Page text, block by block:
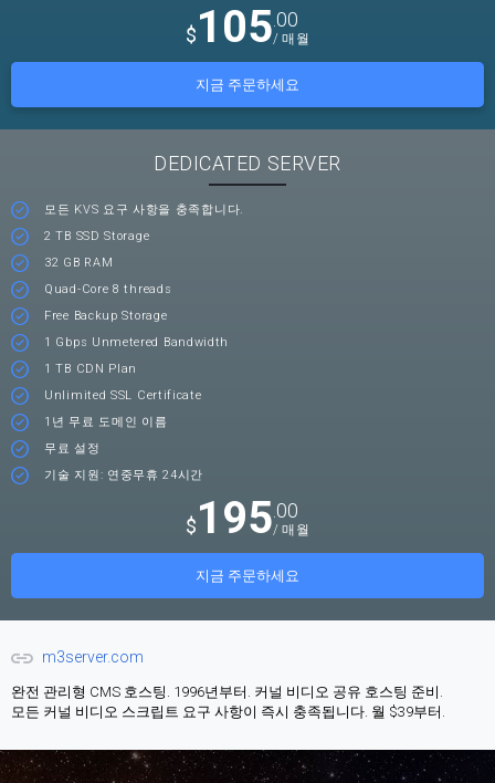
$105.00
/ 매월
지금 주문하세요
DEDICATED SERVER
모든 KVS 요구 사항을 충족합니다.
2 TB SSD Storage
32 GB RAM
Quad-Core 8 threads
Free Backup Storage
1 Gbps Unmetered Bandwidth
1 TB CDN Plan
Unlimited SSL Certificate
1년 무료 도메인 이름
무료 설정
기술 지원: 연중무휴 24시간
$195.00
/ 매월
지금 주문하세요
m3server.com
완전 관리형 CMS 호스팅. 1996년부터. 커널 비디오 공유 호스팅 준비.
모든 커널 비디오 스크립트 요구 사항이 즉시 충족됩니다. 월 $39부터.